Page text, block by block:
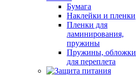
Бумага
Наклейки и пленки
Пленки для
ламинирования,
пружины
Пружины, обложки
для переплета